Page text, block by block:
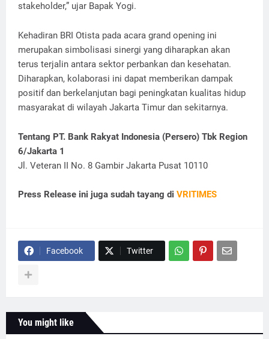
stakeholder,” ujar Bapak Yogi.
Kehadiran BRI Otista pada acara grand opening ini
merupakan simbolisasi sinergi yang diharapkan akan
terus terjalin antara sektor perbankan dan kesehatan.
Diharapkan, kolaborasi ini dapat memberikan dampak
positif dan berkelanjutan bagi peningkatan kualitas hidup
masyarakat di wilayah Jakarta Timur dan sekitarnya.
Tentang PT. Bank Rakyat Indonesia (Persero) Tbk Region
6/Jakarta 1
Jl. Veteran II No. 8 Gambir Jakarta Pusat 10110
Press Release ini juga sudah tayang di VRITIMES
Facebook Twitter
You might like